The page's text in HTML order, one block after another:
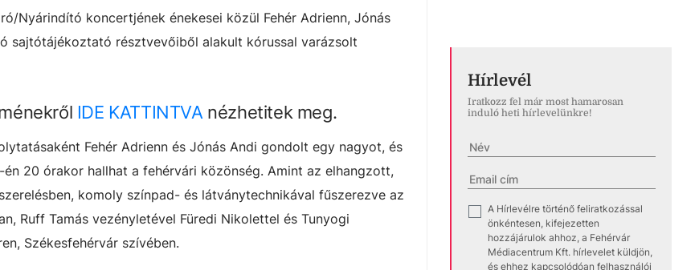
Nyárindító koncertjének énekesei közül Fehér Adrienn, Jónás
sajtótájékoztató résztvevőiből alakult kórussal varázsolt
IDE KATTINTVA nézhetitek meg.
Fehér Adrienn és Jónás Andi gondolt egy nagyot, és
20 órakor hallhat a fehérvári közönség. Amint az elhangzott,
komoly színpad- és látványtechnikával fűszerezve az
Ruff Tamás vezényletével Füredi Nikolettel és Tunyogi
Székesfehérvár szívében.
Hírlevél
Iratkozz fel már most hamarosan
induló heti hírlevelünkre!
✓
A Hírlevélre történő feliratkozással
önkéntesen, kifejezetten
hozzájárulok ahhoz, a Fehérvár
Médiacentrum Kft. hírlevelet küldjön,
és ehhez kapcsolódóan felhasználói